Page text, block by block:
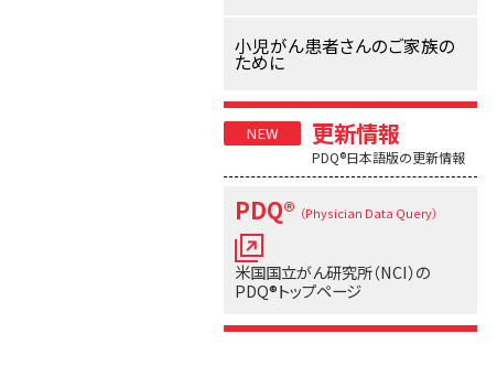
小児がん患者さんのご家族の
ために
更新情報
PDQ®日本語版の更新情報
PDQ® （Physician Data Query）
米国国立がん研究所（NCI）の
PDQ®トップページ